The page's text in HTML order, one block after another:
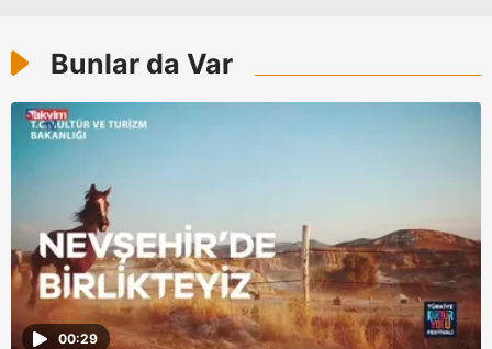
sınırlı olarak açık rızanız dahilinde kullanılacaktır.
Çerezlere ilişkin tercihlerinizi aşağıda yer alan panel
vasıtasıyla belirleyebilirsiniz. Çerezlere ilişkin detaylı bilgi
Metnimiziziyaret edebilirsiniz.
6698 sayılı Kişisel Verilerin Korunması Kanunu uyarınca
hazırlanmış Aydınlatma Metnimizi okumak ve sitemizde
ilgili mevzuata uygun olarak kullanılan çerezlerle ilgili bilgi
almak için lütfen
tıklayınız.
Bunlar da Var
00:29